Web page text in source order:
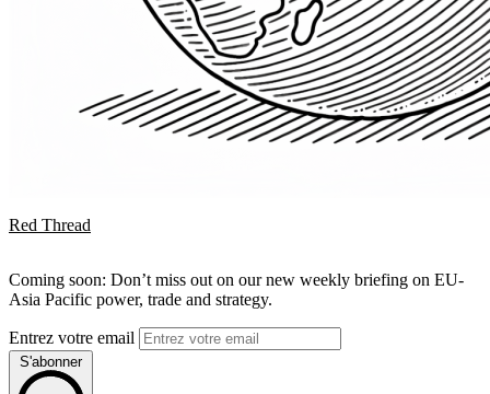
Red Thread
Coming soon: Don’t miss out on our new weekly briefing on EU-
Asia Pacific power, trade and strategy.
Entrez votre email
S'abonner